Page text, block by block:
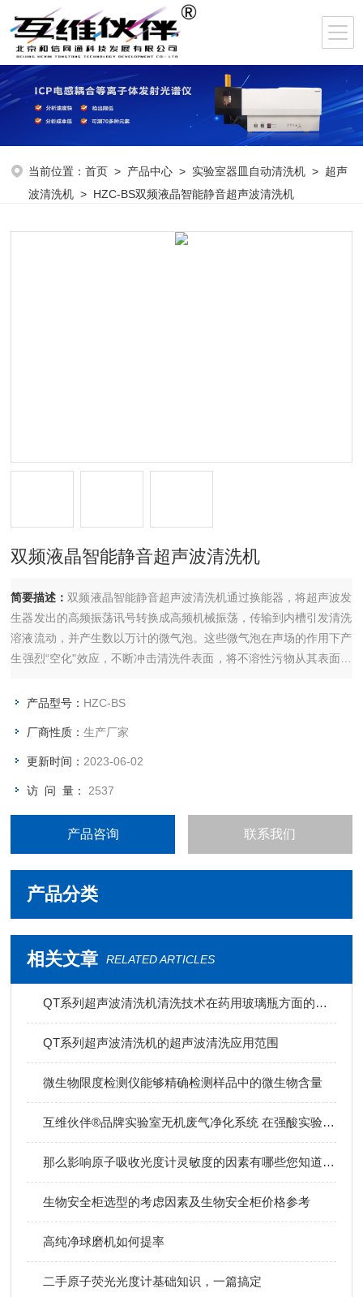
当前位置：首页 > 产品中心 > 实验室器皿自动清洗机 > 超声
波清洗机 > HZC-BS双频液晶智能静音超声波清洗机
双频液晶智能静音超声波清洗机
简要描述：双频液晶智能静音超声波清洗机通过换能器，将超声波发
生器发出的高频振荡讯号转换成高频机械振荡，传输到内槽引发清洗
溶液流动，并产生数以万计的微气泡。这些微气泡在声场的作用下产
生强烈“空化"效应，不断冲击清洗件表面，将不溶性污物从其表面剥
的。具有洗净率高、残留物少、不受清洗件形状的限制，是深孔、盲
产品型号： HZC-BS
厂商性质：生产厂家
更新时间： 2023-06-02
访 问 量： 2537
产品咨询 联系我们
产品分类
相关文章 RELATED ARTICLES
QT系列超声波清洗机清洗技术在药用玻璃瓶方面的应用
QT系列超声波清洗机的超声波清洗应用范围
微生物限度检测仪能够精确检测样品中的微生物含量
互维伙伴®品牌实验室无机废气净化系统 在强酸实验室中的应用
那么影响原子吸收光度计灵敏度的因素有哪些您知道么？
生物安全柜选型的考虑因素及生物安全柜价格参考
高纯净球磨机如何提率
二手原子荧光光度计基础知识，一篇搞定